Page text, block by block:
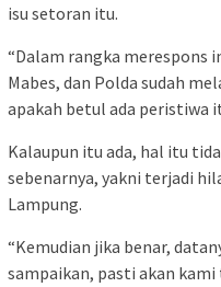
isu setoran itu.
“Dalam rangka merespons
Mabes, dan Polda sudah
apakah betul ada peristiwa
Kalaupun itu ada, hal itu
sebenarnya, yakni terjadi
Lampung.
“Kemudian jika benar,
sampaikan, pasti akan